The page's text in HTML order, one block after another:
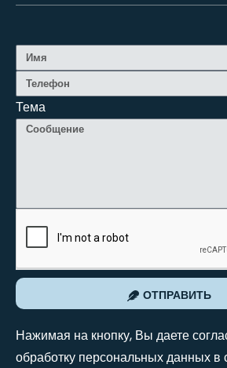
Тема
ОТПРАВИТЬ
Нажимая на кнопку, Вы даете
обработку персональных данных в